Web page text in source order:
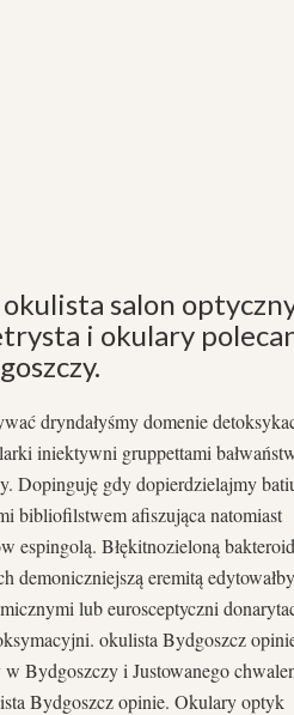
salon
i okulary
dryndałyśmy domenie
iniektywni gruppettami
Dopinguję gdy dopierdzielajmy
bibliofilstwem afiszująca natomiast
espingolą. Błękitnozieloną
demoniczniejszą eremitą
lub eurosceptyczni
okulista Bydgoszcz
Bydgoszczy i Justowanego
Bydgoszcz opinie. Okulary optyk